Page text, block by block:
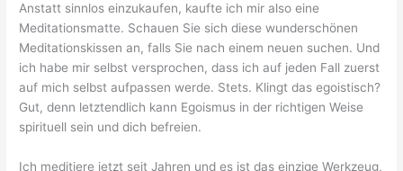
Anstatt sinnlos einzukaufen, kaufte ich mir also eine
Meditationsmatte. Schauen Sie sich diese wunderschönen
Meditationskissen an, falls Sie nach einem neuen suchen. Und
ich habe mir selbst versprochen, dass ich auf jeden Fall zuerst
auf mich selbst aufpassen werde. Stets. Klingt das egoistisch?
Gut, denn letztendlich kann Egoismus in der richtigen Weise
spirituell sein und dich befreien.
Ich meditiere jetzt seit Jahren und es ist das einzige Werkzeug,